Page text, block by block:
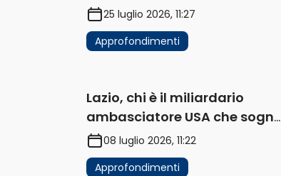
25 luglio 2026, 11:27
Approfondimenti
Lazio, chi è il miliardario
ambasciatore USA che sogna
di acquistare un club in Italia
08 luglio 2026, 11:22
Approfondimenti